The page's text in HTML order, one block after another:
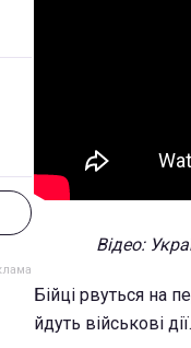
Відео:
Бійці рвуться на
йдуть військові дії.